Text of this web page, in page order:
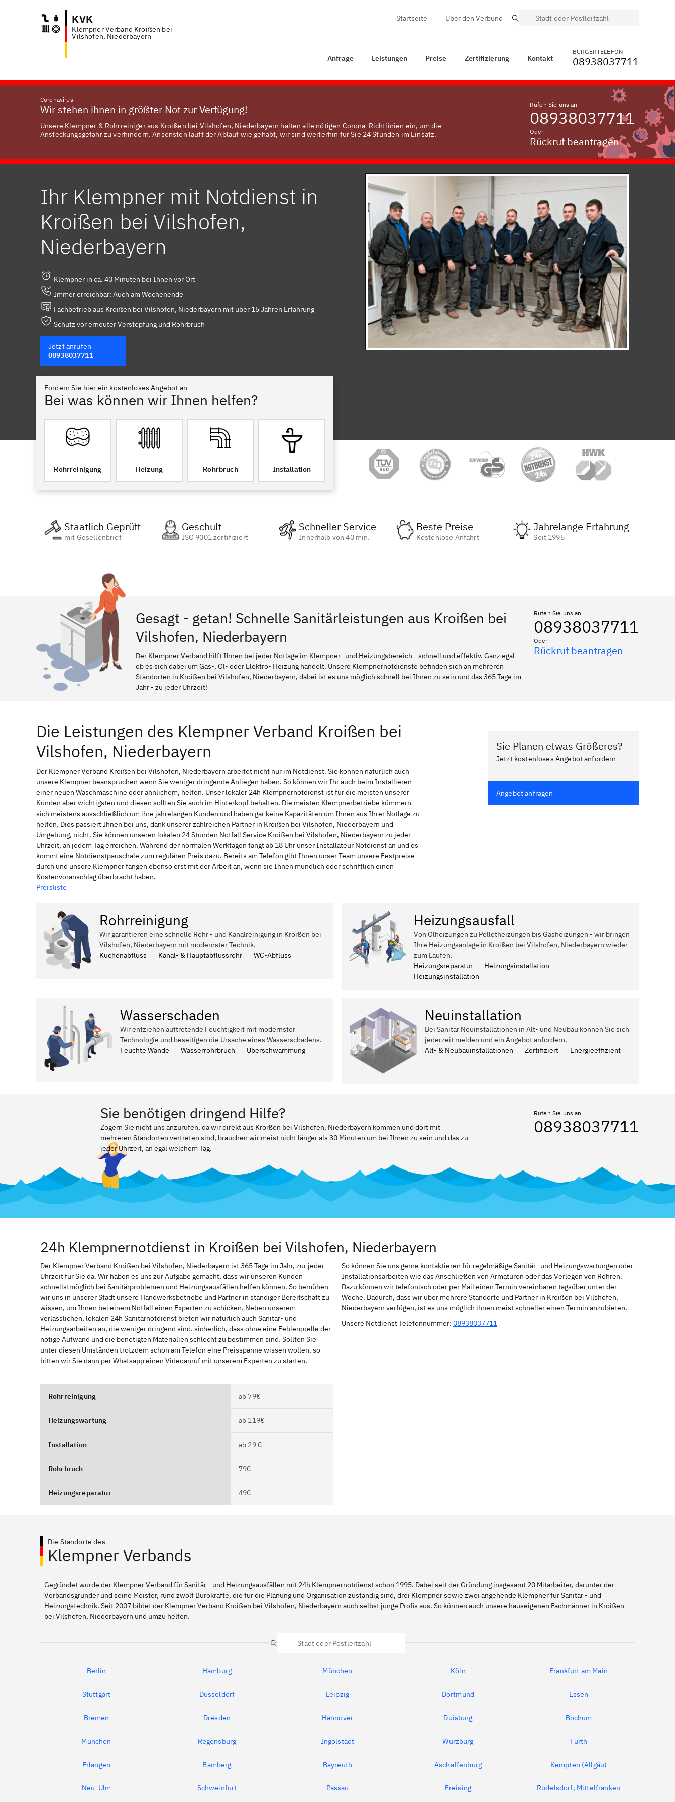
KVK
Klempner Verband Kroißen bei
Vilshofen, Niederbayern
BÜRGERTELEFON WECHSELN
Startseite Über den Verbund Suche
Anfrage Leistungen Preise Zertifizierung Kontakt
BÜRGERTELEFON
08938037711
Coronavirus
Wir stehen ihnen in größter Not zur Verfügung!
Unsere Klempner & Rohrreiniger aus Kroißen bei Vilshofen, Niederbayern halten alle nötigen Corona-Richtlinien ein, um die
Ansteckungsgefahr zu verhindern. Ansonsten läuft der Ablauf wie gehabt, wir sind weiterhin für Sie 24 Stunden im Einsatz.
Rufen Sie uns an
08938037711
Oder
Rückruf beantragen
Ihr Klempner mit Notdienst in
Kroißen bei Vilshofen,
Niederbayern
Klempner in ca. 40 Minuten bei Ihnen vor Ort
Immer erreichbar: Auch am Wochenende
Fachbetrieb aus Kroißen bei Vilshofen, Niederbayern mit über 15 Jahren Erfahrung
Schutz vor erneuter Verstopfung und Rohrbruch
Jetzt anrufen
08938037711
Fordern Sie hier ein kostenloses Angebot an
Bei was können wir Ihnen helfen?
Rohrreinigung Heizung Rohrbruch Installation
Staatlich Geprüft
mit Gesellenbrief
Geschult
ISO 9001 zertifiziert
Schneller Service
Innerhalb von 40 min.
Beste Preise
Kostenlose Anfahrt
Jahrelange Erfahrung
Seit 1995
Gesagt - getan! Schnelle Sanitärleistungen aus Kroißen bei
Vilshofen, Niederbayern
Der Klempner Verband hilft Ihnen bei jeder Notlage im Klempner- und Heizungsbereich - schnell und effektiv. Ganz egal
ob es sich dabei um Gas-, Öl- oder Elektro- Heizung handelt. Unsere Klempnernotdienste befinden sich an mehreren
Standorten in Kroißen bei Vilshofen, Niederbayern, dabei ist es uns möglich schnell bei Ihnen zu sein und das 365 Tage im
Jahr - zu jeder Uhrzeit!
Rufen Sie uns an
08938037711
Oder
Rückruf beantragen
Die Leistungen des Klempner Verband Kroißen bei
Vilshofen, Niederbayern
Der Klempner Verband Kroißen bei Vilshofen, Niederbayern arbeitet nicht nur im Notdienst. Sie können natürlich auch
unsere Klempner beanspruchen wenn Sie weniger dringende Anliegen haben. So können wir Ihr auch beim Installieren
einer neuen Waschmaschine oder ähnlichem, helfen. Unser lokaler 24h Klempnernotdienst ist für die meisten unserer
Kunden aber wichtigsten und diesen sollten Sie auch im Hinterkopf behalten. Die meisten Klempnerbetriebe kümmern
sich meistens ausschließlich um ihre jahrelangen Kunden und haben gar keine Kapazitäten um Ihnen aus Ihrer Notlage zu
helfen. Dies passiert Ihnen bei uns, dank unserer zahlreichen Partner in Kroißen bei Vilshofen, Niederbayern und
Umgebung, nicht. Sie können unseren lokalen 24 Stunden Notfall Service Kroißen bei Vilshofen, Niederbayern zu jeder
Uhrzeit, an jedem Tag erreichen. Während der normalen Werktagen fängt ab 18 Uhr unser Installateur Notdienst an und es
kommt eine Notdienstpauschale zum regulären Preis dazu. Bereits am Telefon gibt Ihnen unser Team unsere Festpreise
durch und unsere Klempner fangen ebenso erst mit der Arbeit an, wenn sie Ihnen mündlich oder schriftlich einen
Kostenvoranschlag überbracht haben.
Preisliste
Sie Planen etwas Größeres?
Jetzt kostenloses Angebot anfordern
Angebot anfragen
Rohrreinigung
Wir garantieren eine schnelle Rohr - und Kanalreinigung in Kroißen bei
Vilshofen, Niederbayern mit modernster Technik.
Küchenabfluss
Kanal- & Hauptabflussrohr WC-Abfluss
Heizungsausfall
Von Ölheizungen zu Pelletheizungen bis Gasheizungen - wir bringen
Ihre Heizungsanlage in Kroißen bei Vilshofen, Niederbayern wieder
zum Laufen.
Heizungsreparatur
Heizungsinstallation
Heizungsinstallation
Wasserschaden
Wir entziehen auftretende Feuchtigkeit mit modernster
Technologie und beseitigen die Ursache eines Wasserschadens.
Feuchte Wände
Wasserrohrbruch Überschwämmung
Neuinstallation
Bei Sanitär Neuinstallationen in Alt- und Neubau können Sie sich
jederzeit melden und ein Angebot anfordern.
Alt- & Neubauinstallationen
Zertifiziert Energieeffizient
Sie benötigen dringend Hilfe?
Zögern Sie nicht uns anzurufen, da wir direkt aus Kroißen bei Vilshofen, Niederbayern kommen und dort mit
mehreren Standorten vertreten sind, brauchen wir meist nicht länger als 30 Minuten um bei Ihnen zu sein und das zu
jeder Uhrzeit, an egal welchem Tag.
Rufen Sie uns an
08938037711
24h Klempnernotdienst in Kroißen bei Vilshofen, Niederbayern
Der Klempner Verband Kroißen bei Vilshofen, Niederbayern ist 365 Tage im Jahr, zur jeder
Uhrzeit für Sie da. Wir haben es uns zur Aufgabe gemacht, dass wir unseren Kunden
schnellstmöglich bei Sanitärproblemen und Heizungsausfällen helfen können. So bemühen
wir uns in unserer Stadt unsere Handwerksbetriebe und Partner in ständiger Bereitschaft zu
wissen, um Ihnen bei einem Notfall einen Experten zu schicken. Neben unserem
verlässlichen, lokalen 24h Sanitärnotdienst bieten wir natürlich auch Sanitär- und
Heizungsarbeiten an, die weniger dringend sind. sicherlich, dass ohne eine Fehlerquelle der
nötige Aufwand und die benötigten Materialien schlecht zu bestimmen sind. Sollten Sie
unter diesen Umständen trotzdem schon am Telefon eine Preisspanne wissen wollen, so
bitten wir Sie dann per Whatsapp einen Videoanruf mit unserem Experten zu starten.
So können Sie uns gerne kontaktieren für regelmäßige Sanitär- und Heizungswartungen oder
Installationsarbeiten wie das Anschließen von Armaturen oder das Verlegen von Rohren.
Dazu können wir telefonisch oder per Mail einen Termin vereinbaren tagsüber unter der
Woche. Dadurch, dass wir über mehrere Standorte und Partner in Kroißen bei Vilshofen,
Niederbayern verfügen, ist es uns möglich ihnen meist schneller einen Termin anzubieten.
Unsere Notdienst Telefonnummer: 08938037711
Rohrreinigung ab 79€
Heizungswartung ab 119€
Installation ab 29 €
Rohrbruch 79€
Heizungsreparatur 49€
Die Standorte des
Klempner Verbands
Gegründet wurde der Klempner Verband für Sanitär - und Heizungsausfällen mit 24h Klempnernotdienst schon 1995. Dabei seit der Gründung insgesamt 20 Mitarbeiter, darunter der
Verbandsgründer und seine Meister, rund zwölf Bürokräfte, die für die Planung und Organisation zuständig sind, drei Klempner sowie zwei angehende Klempner für Sanitär - und
Heizungstechnik. Seit 2007 bildet der Klempner Verband Kroißen bei Vilshofen, Niederbayern auch selbst junge Profis aus. So können auch unsere hauseigenen Fachmänner in Kroißen
bei Vilshofen, Niederbayern und umzu helfen.
Suche
Berlin Hamburg München Köln Frankfurt am Main
Stuttgart Düsseldorf Leipzig Dortmund Essen
Bremen Dresden Hannover Duisburg Bochum
München Regensburg Ingolstadt Würzburg Furth
Erlangen Bamberg Bayreuth Aschaffenburg Kempten (Allgäu)
Neu-Ulm Schweinfurt Passau Freising Rudelsdorf, Mittelfranken